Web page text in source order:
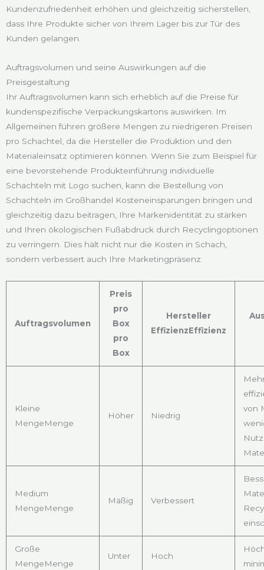
Kundenzufriedenheit erhöhen und gleichzeitig sicherstellen,
dass Ihre Produkte sicher von Ihrem Lager bis zur Tür des
Kunden gelangen.
Auftragsvolumen und seine Auswirkungen auf die
Preisgestaltung
Ihr Auftragsvolumen kann sich erheblich auf die Preise für
kundenspezifische Verpackungskartons auswirken. Im
Allgemeinen führen größere Mengen zu niedrigeren Preisen
pro Schachtel, da die Hersteller die Produktion und den
Materialeinsatz optimieren können. Wenn Sie zum Beispiel für
eine bevorstehende Produkteinführung individuelle
Schachteln mit Logo suchen, kann die Bestellung von
Schachteln im Großhandel Kosteneinsparungen bringen und
gleichzeitig dazu beitragen, Ihre Markenidentität zu stärken
und Ihren ökologischen Fußabdruck durch Recyclingoptionen
zu verringern. Dies hält nicht nur die Kosten in Schach,
sondern verbessert auch Ihre Marketingpräsenz.
Auftragsvolumen
Preis
pro
Box
pro
Box
Hersteller
EffizienzEffizienz
Kleine
MengeMenge
Höher Niedrig
von
Medium
MengeMenge
Mäßig Verbessert
Große
MengeMenge
Unter Hoch